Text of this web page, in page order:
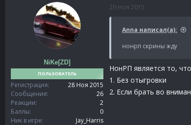
NiKe[ZD]
ПОЛЬЗОВАТЕЛЬ
Регистрация
28 Ноя 2015
Сообщения
26
Реакции
2
Баллы
0
Ник в игре
Jay_Harris
29 Ноя 2015
Anna написал(а):
нонрп скрины жду
НонРП является то,
1. Без отыгровки
2. Если брать во